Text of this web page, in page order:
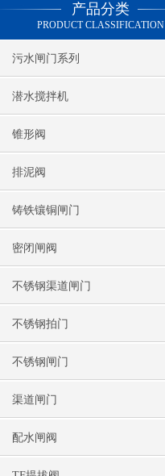
产品分类
PRODUCT CLASSIFICATION
污水闸门系列
潜水搅拌机
锥形阀
排泥阀
铸铁镶铜闸门
密闭闸阀
不锈钢渠道闸门
不锈钢拍门
不锈钢闸门
渠道闸门
配水闸阀